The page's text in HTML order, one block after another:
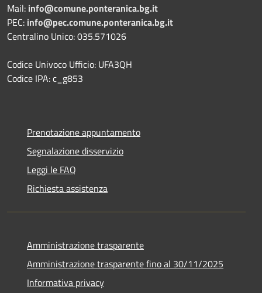
Mail: info@comune.ponteranica.bg.it
PEC: info@pec.comune.ponteranica.bg.it
Centralino Unico: 035.571026
Codice Univoco Ufficio: UFA3QH
Codice IPA: c_g853
Prenotazione appuntamento
Segnalazione disservizio
Leggi le FAQ
Richiesta assistenza
Amministrazione trasparente
Amministrazione trasparente fino al 30/11/2025
Informativa privacy